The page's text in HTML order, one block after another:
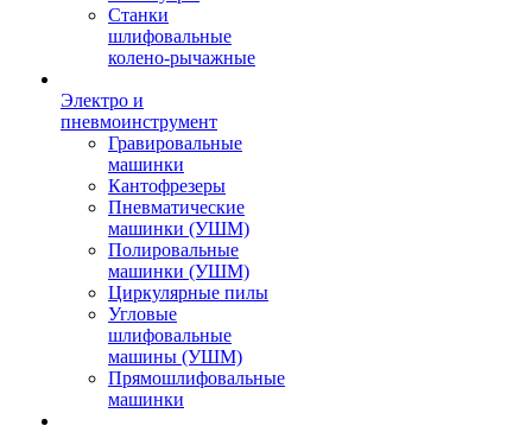
Станки
шлифовальные
колено-рычажные
Электро и
пневмоинструмент
Гравировальные
машинки
Кантофрезеры
Пневматические
машинки (УШМ)
Полировальные
машинки (УШМ)
Циркулярные пилы
Угловые
шлифовальные
машины (УШМ)
Прямошлифовальные
машинки